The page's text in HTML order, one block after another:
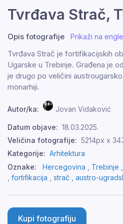
Tvrđava Strač,
Opis fotografije Prikaži na
Tvrđava Strač je fortifikacijskih
Ugarske u Trebinje. Građena je
je drugo po veličini
monarhiji.
Autor/ka: Jovan Vidaković
Datum objave: 18.03.2025.
Veličina fotografije: 5214px x
Kategorije: Arhitektura
Oznake:
Hercegovina Trebinje
fortifikacija strač austro-
Kupi fotografiju